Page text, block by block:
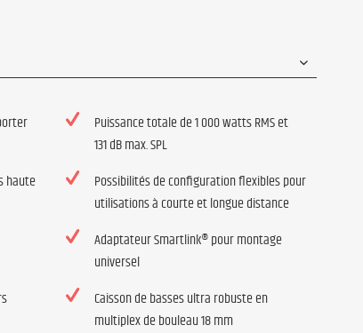
Puissance totale de 1 000 watts RMS et
131 dB max. SPL
haute
Possibilités de configuration flexibles pour
utilisations à courte et longue distance
Adaptateur Smartlink® pour montage
universel
Caisson de basses ultra robuste en
multiplex de bouleau 18 mm